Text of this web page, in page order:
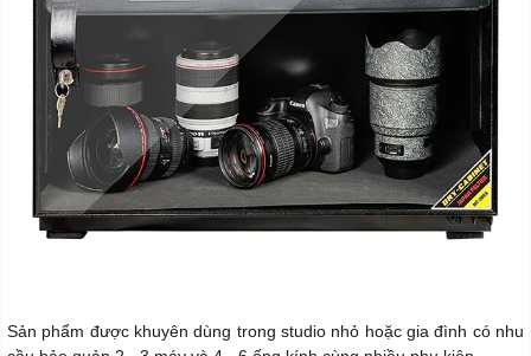
Sản phẩm được khuyên dùng trong studio nhỏ hoặc gia đình có nhu